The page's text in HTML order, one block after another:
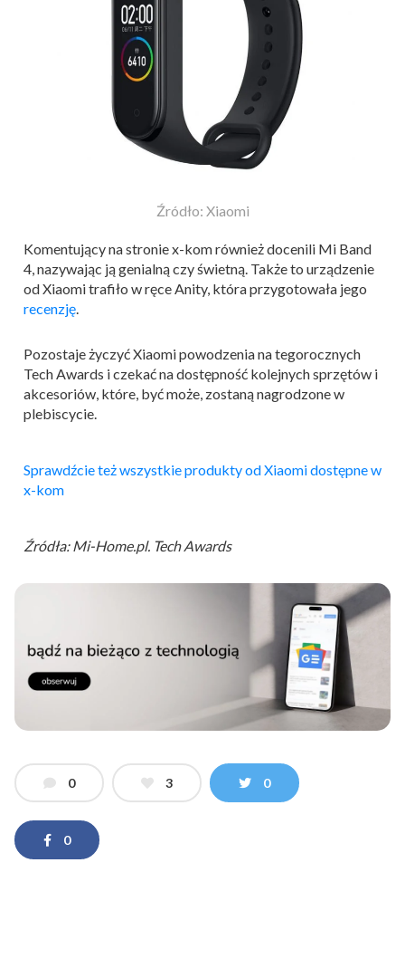
Źródło: Xiaomi
Komentujący na stronie x-kom również docenili Mi Band
4, nazywając ją genialną czy świetną. Także to urządzenie
od Xiaomi trafiło w ręce Anity, która przygotowała jego
recenzję.
Pozostaje życzyć Xiaomi powodzenia na tegorocznych
Tech Awards i czekać na dostępność kolejnych sprzętów i
akcesoriów, które, być może, zostaną nagrodzone w
plebiscycie.
Sprawdźcie też wszystkie produkty od Xiaomi dostępne w
x-kom
Źródła: Mi-Home.pl. Tech Awards
0 3 0
0